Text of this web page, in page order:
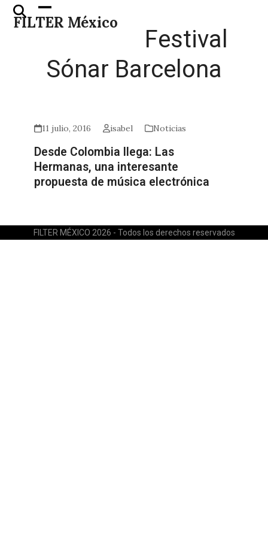
Skip
FILTER México
Open
mobile
Close
mobile
Festival
Sónar Barcelona
11 julio, 2016 isabel Noticias
Desde Colombia llega: Las
Hermanas, una interesante
propuesta de música electrónica
FILTER MÉXICO 2026 - Todos los derechos reservados